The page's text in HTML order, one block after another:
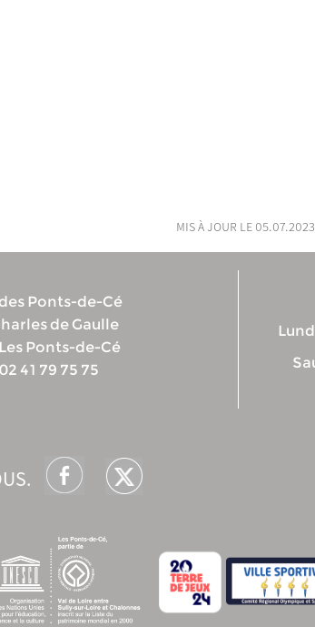
mis à jour le 05.07.2023
Ponts-de-Cé
de Gaulle
Ponts-de-Cé
41 79 75 75